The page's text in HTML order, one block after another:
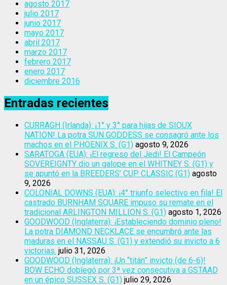
agosto 2017
julio 2017
junio 2017
mayo 2017
abril 2017
marzo 2017
febrero 2017
enero 2017
diciembre 2016
Entradas recientes
CURRAGH (Irlanda): ¡1° y 3° para hijas de SIOUX
NATION! La potra SUN GODDESS se consagró ante los
machos en el PHOENIX S. (G1) agosto 9, 2026
SARATOGA (EUA): ¡El regreso del Jedi! El Campeón
SOVEREIGNTY dio un galope en el WHITNEY S. (G1) y
se apuntó en la BREEDERS’ CUP CLASSIC (G1) agosto
9, 2026
COLONIAL DOWNS (EUA): ¡4° triunfo selectivo en fila! El
castrado BURNHAM SQUARE impuso su remate en el
tradicional ARLINGTON MILLION S. (G1) agosto 1, 2026
GOODWOOD (Inglaterra): ¡Estableciendo dominio pleno!
La potra DIAMOND NECKLACE se encumbró ante las
maduras en el NASSAU S. (G1) y extendió su invicto a 6
victorias. julio 31, 2026
GOODWOOD (Inglaterra): ¡Un “titán” invicto (de 6-6)!
BOW ECHO doblegó por 3ª vez consecutiva a GSTAAD
en un épico SUSSEX S. (G1) julio 29, 2026